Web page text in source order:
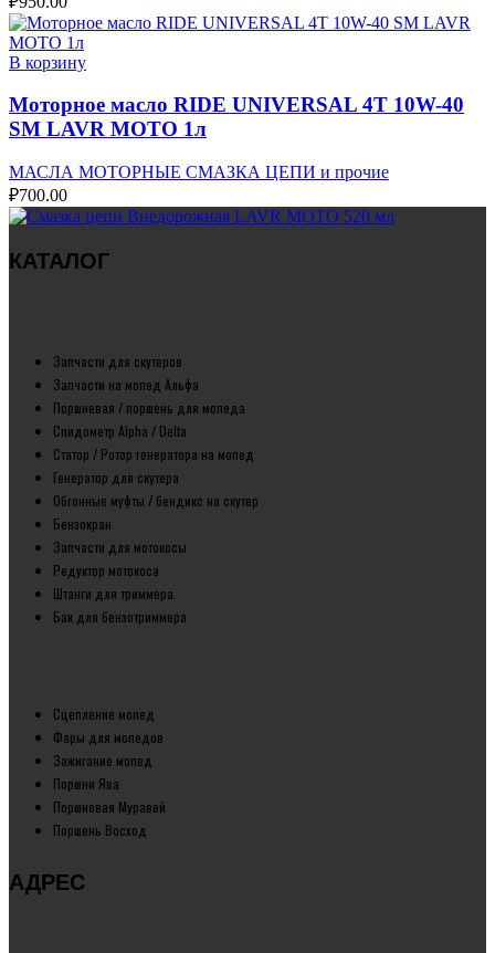
В корзину
Моторное масло RIDE UNIVERSAL 4T 10W-40
SM LAVR МОТО 1л
МАСЛА МОТОРНЫЕ СМАЗКА ЦЕПИ и прочие
₽700.00
КАТАЛОГ
Запчасти для скутеров
Запчасти на мопед Альфа
Поршневая / поршень для мопеда
Спидометр Alpha / Delta
Статор / Ротор генератора на мопед
Генератор для скутера
Обгонные муфты / бендикс на скутер
Бензокран
Запчасти для мотокосы
Редуктор мотокоса
Штанги для триммера
Бак для бензотриммера
Сцепление мопед
Фары для мопедов
Зажигание мопед
Поршни Ява
Поршневая Муравей
Поршень Восход
АДРЕС